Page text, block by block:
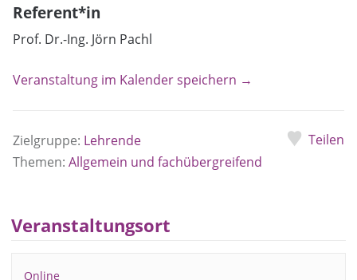
Referent*in
Prof. Dr.-Ing. Jörn Pachl
Veranstaltung im Kalender speichern →
Zielgruppe: Lehrende
Themen: Allgemein und fachübergreifend
Teilen
Veranstaltungsort
Online